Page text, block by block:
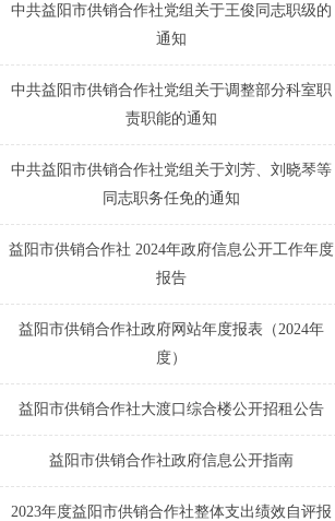
中共益阳市供销合作社党组关于王俊同志职级的
通知
中共益阳市供销合作社党组关于调整部分科室职
责职能的通知
中共益阳市供销合作社党组关于刘芳、刘晓琴等
同志职务任免的通知
益阳市供销合作社 2024年政府信息公开工作年度
报告
益阳市供销合作社政府网站年度报表（2024年
度）
益阳市供销合作社大渡口综合楼公开招租公告
益阳市供销合作社政府信息公开指南
2023年度益阳市供销合作社整体支出绩效自评报